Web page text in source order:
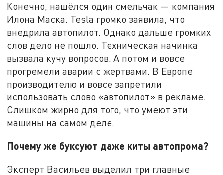
Конечно, нашёлся один смельчак — компания
Илона Маска. Tesla громко заявила, что
внедрила автопилот. Однако дальше громких
слов дело не пошло. Техническая начинка
вызвала кучу вопросов. А потом и вовсе
прогремели аварии с жертвами. В Европе
производителю и вовсе запретили
использовать слово «автопилот» в рекламе.
Слишком жирно для того, что умеют эти
машины на самом деле.
Почему же буксуют даже киты автопрома?
Эксперт Васильев выделил три главные